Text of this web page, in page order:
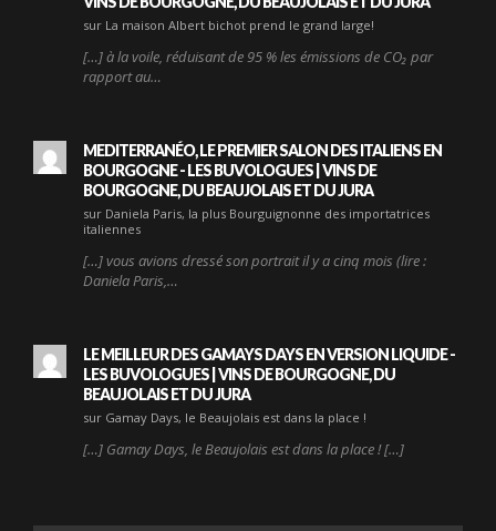
sur La maison Albert bichot prend le grand large!
[…] à la voile, réduisant de 95 % les émissions de CO₂ par
rapport au…
MEDITERRANÉO, LE PREMIER SALON DES ITALIENS EN
BOURGOGNE - LES BUVOLOGUES | VINS DE
BOURGOGNE, DU BEAUJOLAIS ET DU JURA
sur Daniela Paris, la plus Bourguignonne des importatrices
italiennes
[…] vous avions dressé son portrait il y a cinq mois (lire :
Daniela Paris,…
LE MEILLEUR DES GAMAYS DAYS EN VERSION LIQUIDE -
LES BUVOLOGUES | VINS DE BOURGOGNE, DU
BEAUJOLAIS ET DU JURA
sur Gamay Days, le Beaujolais est dans la place !
[…] Gamay Days, le Beaujolais est dans la place ! […]